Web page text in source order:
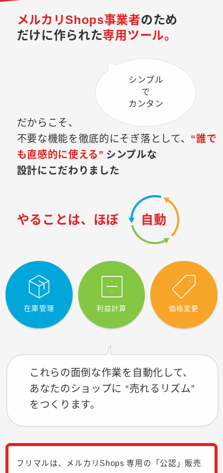
シンプル
で
カンタン
メルカリShops事業者のため
だけに作られた専用ツール。
だからこそ、
不要な機能を徹底的にそぎ落として、 “誰で
も直感的に使える” シンプルな
設計にこだわりました
やることは、ほぼ 自動
在庫管理 利益計算 価格変更
これらの面倒な作業を自動化して、
あなたのショップに “売れるリズム”
をつくります。
フリマルは、メルカリShops 専用の「公認」販売